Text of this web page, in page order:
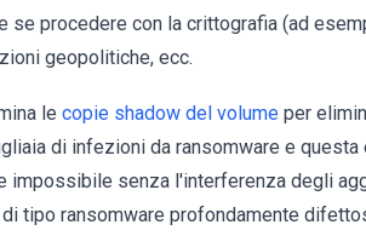
se procedere con la crittografia (ad
geopolitiche, ecc.
le copie shadow del volume per
di infezioni da ransomware e
impossibile senza l'interferenza degli
tipo ransomware profondamente